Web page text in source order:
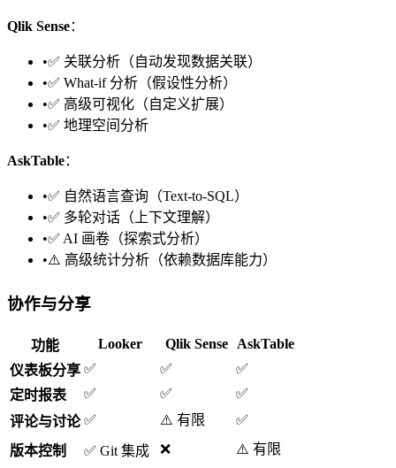
Qlik Sense：
•✅ 关联分析（自动发现数据关联）
•✅ What-if 分析（假设性分析）
•✅ 高级可视化（自定义扩展）
•✅ 地理空间分析
AskTable：
•✅ 自然语言查询（Text-to-SQL）
•✅ 多轮对话（上下文理解）
•✅ AI 画卷（探索式分析）
•⚠️ 高级统计分析（依赖数据库能力）
协作与分享
功能 Looker Qlik Sense
AskTable
仪表板分享 ✅ ✅
✅
定时报表
✅ ✅
✅
评论与讨论 ✅ ⚠️ 有限 ✅
版本控制 ✅ Git 集成 ❌
⚠️ 有限